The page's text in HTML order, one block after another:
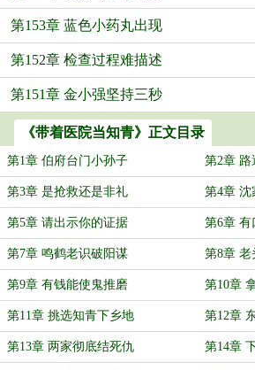
第153章 蓝色小药丸出现
第152章 检查过程难描述
第151章 金小强坚持三秒
《带着医院当知青》正文目录
第1章 伯府台门小孙子 第2章 路
第3章 是抢救还是非礼 第4章 沈
第5章 请出示你的证据 第6章 有
第7章 鸣鹤老识破阳谋 第8章 老
第9章 有钱能使鬼推磨 第10章
第11章 挑选知青下乡地 第12章
第13章 两家彻底结死仇 第14章